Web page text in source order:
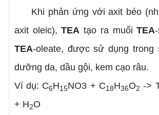
Khi phản ứng với axit béo
axit oleic),TEA tạo ra muốiTEA
TEA-oleate, được sử dụng trong
dưỡng da, dầu gội, kem cạo râu.
Ví dụ: C6H15NO3 + C18H36O2 ->
+ H2O